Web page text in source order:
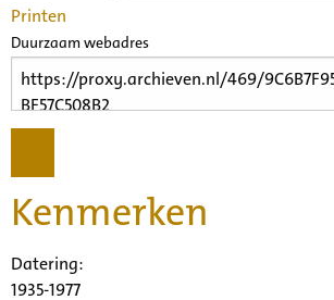
Printen
Duurzaam webadres
Kenmerken
Datering:
1935-1977